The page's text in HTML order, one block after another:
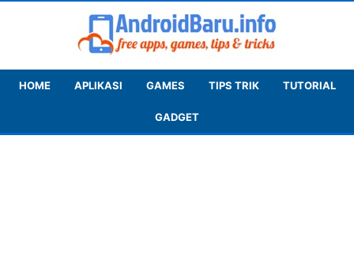
HOME APLIKASI GAMES TIPS TRIK TUTORIAL
GADGET